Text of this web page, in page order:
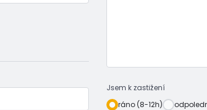
Jsem k zastižení
ráno (8-12h)